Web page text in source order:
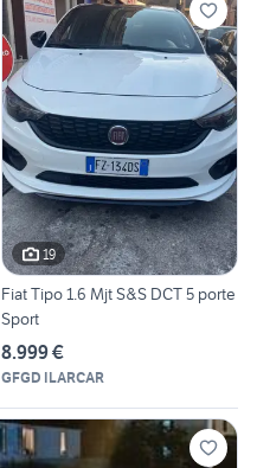
19
Fiat Tipo 1.6 Mjt S&S DCT 5 porte
Sport
8.999 €
GFGD ILARCAR